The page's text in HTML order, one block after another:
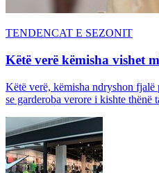
TENDENCAT E SEZONIT
Këtë verë këmisha vishet
Këtë verë, këmisha ndryshon
se garderoba verore i kishte thënë